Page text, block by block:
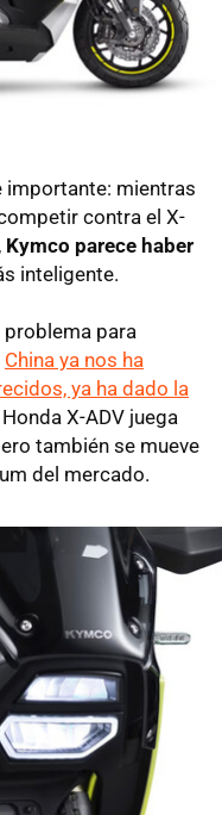
importante: mientras
contra el X-
Kymco parece haber
inteligente.
problema para
China ya nos ha
ya ha dado la
X-ADV juega
también se mueve
del mercado.